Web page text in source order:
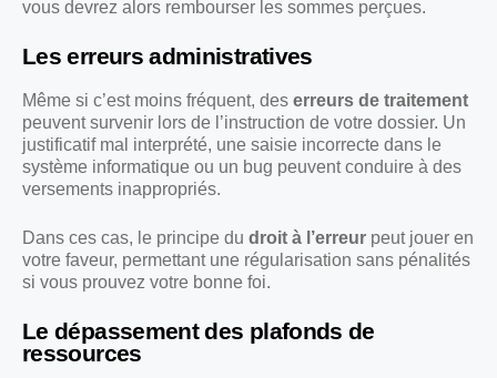
vous devrez alors rembourser les sommes perçues.
Les erreurs administratives
Même si c’est moins fréquent, des erreurs de traitement
peuvent survenir lors de l’instruction de votre dossier. Un
justificatif mal interprété, une saisie incorrecte dans le
système informatique ou un bug peuvent conduire à des
versements inappropriés.
Dans ces cas, le principe du droit à l’erreur peut jouer en
votre faveur, permettant une régularisation sans pénalités
si vous prouvez votre bonne foi.
Le dépassement des plafonds de
ressources